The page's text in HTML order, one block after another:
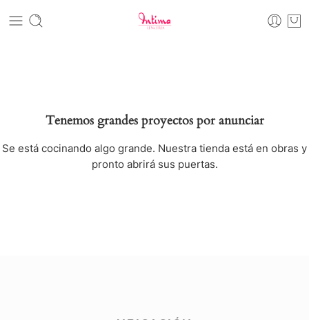
Tenemos grandes proyectos por anunciar
Se está cocinando algo grande. Nuestra tienda está en obras y
pronto abrirá sus puertas.